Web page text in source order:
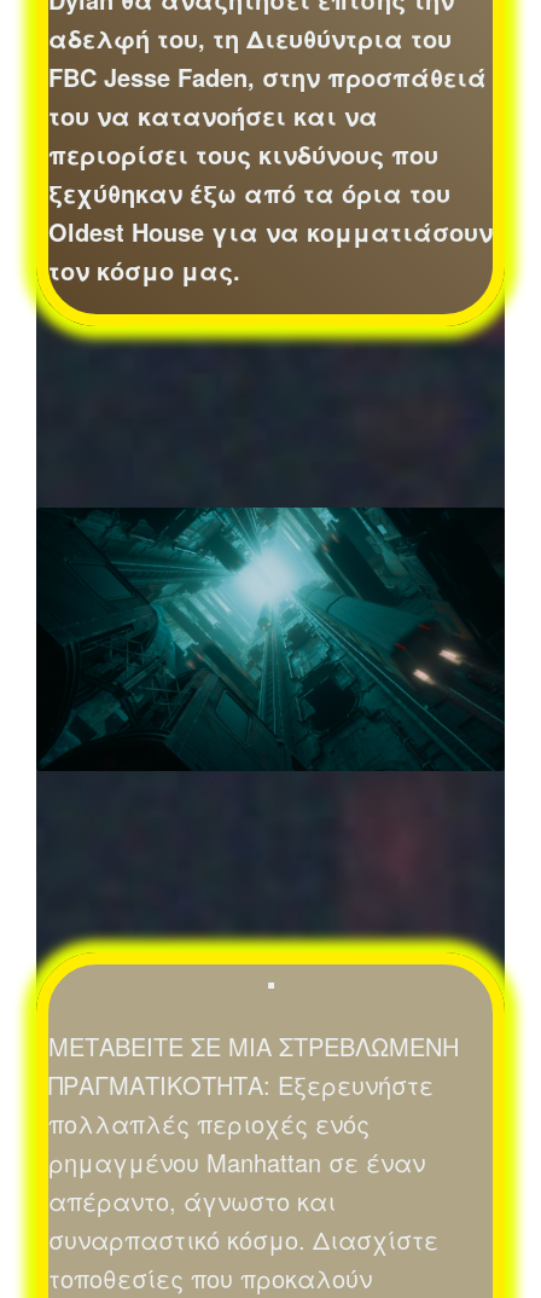
αδελφή του, τη Διευθύντρια του
FBC Jesse Faden, στην προσπάθειά
του να κατανοήσει και να
περιορίσει τους κινδύνους που
ξεχύθηκαν έξω από τα όρια του
Oldest House για να κομματιάσουν
τον κόσμο μας.
▪
ΜΕΤΑΒΕΙΤΕ ΣΕ ΜΙΑ ΣΤΡΕΒΛΩΜΕΝΗ
ΠΡΑΓΜΑΤΙΚΟΤΗΤΑ: Εξερευνήστε
πολλαπλές περιοχές ενός
ρημαγμένου Manhattan σε έναν
απέραντο, άγνωστο και
συναρπαστικό κόσμο. Διασχίστε
τοποθεσίες που προκαλούν